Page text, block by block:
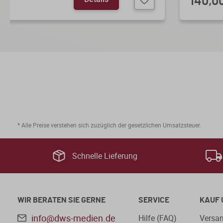
* Alle Preise verstehen sich zuzüglich der gesetzlichen Umsatzsteuer.
Schnelle Lieferung
WIR BERATEN SIE GERNE
info@dws-medien.de
SERVICE
Hilfe (FAQ)
KAUF